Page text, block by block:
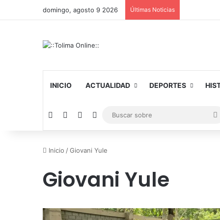
domingo, agosto 9 2026 Últimas Noticias
INICIO ACTUALIDAD DEPORTES
Facebook YouTubeInstagram
Inicio /Giovani Yule
Giovani Yule